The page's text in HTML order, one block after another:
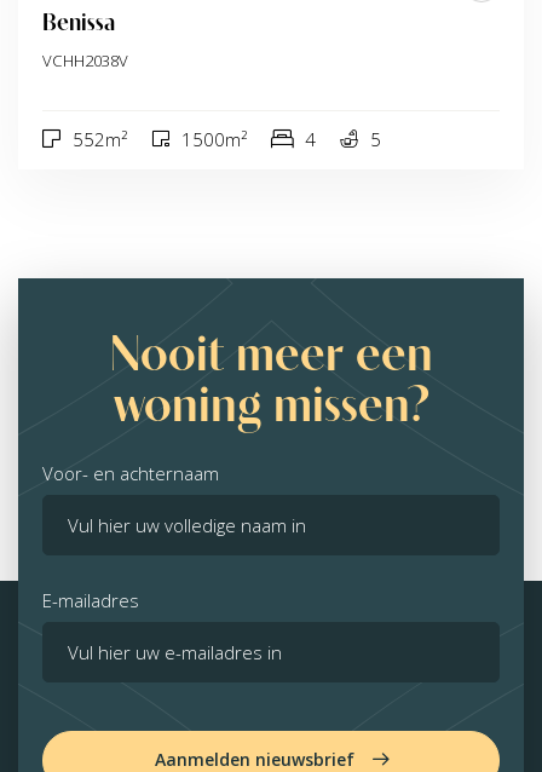
Benissa
VCHH2038V
552m² 1500m² 4 5
Nooit meer een
woning missen?
Voor- en achternaam
E-mailadres
Aanmelden nieuwsbrief